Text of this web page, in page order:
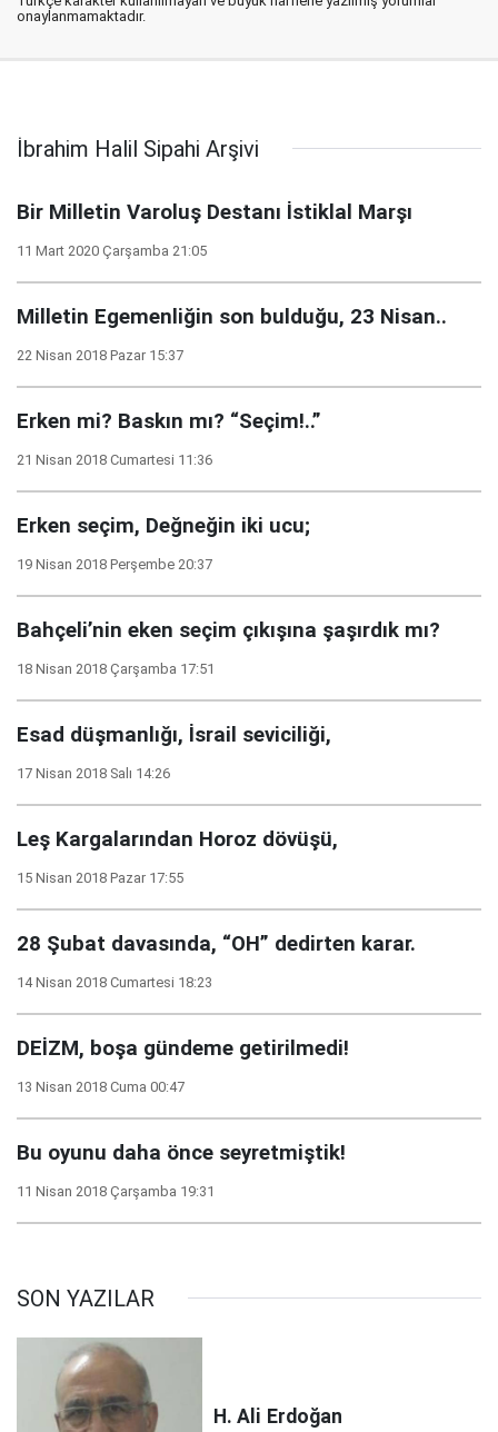
onaylanmamaktadır.
İbrahim Halil Sipahi Arşivi
Bir Milletin Varoluş Destanı İstiklal Marşı
11 Mart 2020 Çarşamba 21:05
Milletin Egemenliğin son bulduğu, 23 Nisan..
22 Nisan 2018 Pazar 15:37
Erken mi? Baskın mı? “Seçim!..”
21 Nisan 2018 Cumartesi 11:36
Erken seçim, Değneğin iki ucu;
19 Nisan 2018 Perşembe 20:37
Bahçeli’nin eken seçim çıkışına şaşırdık mı?
18 Nisan 2018 Çarşamba 17:51
Esad düşmanlığı, İsrail seviciliği,
17 Nisan 2018 Salı 14:26
Leş Kargalarından Horoz dövüşü,
15 Nisan 2018 Pazar 17:55
28 Şubat davasında, “OH” dedirten karar.
14 Nisan 2018 Cumartesi 18:23
DEİZM, boşa gündeme getirilmedi!
13 Nisan 2018 Cuma 00:47
Bu oyunu daha önce seyretmiştik!
11 Nisan 2018 Çarşamba 19:31
SON YAZILAR
H. Ali Erdoğan